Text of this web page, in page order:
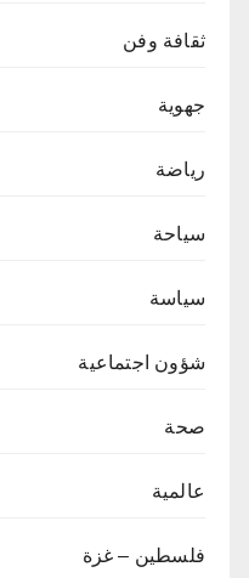
ثقافة وفن
جهوية
رياضة
سياحة
سياسة
شؤون اجتماعية
صحة
عالمية
فلسطين – غزة